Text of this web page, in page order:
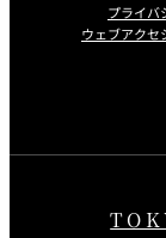
プライバ
ウェブアクセ